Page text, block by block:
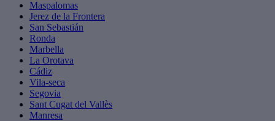
Maspalomas
Jerez de la Frontera
San Sebastián
Ronda
Marbella
La Orotava
Cádiz
Vila-seca
Segovia
Sant Cugat del Vallès
Manresa